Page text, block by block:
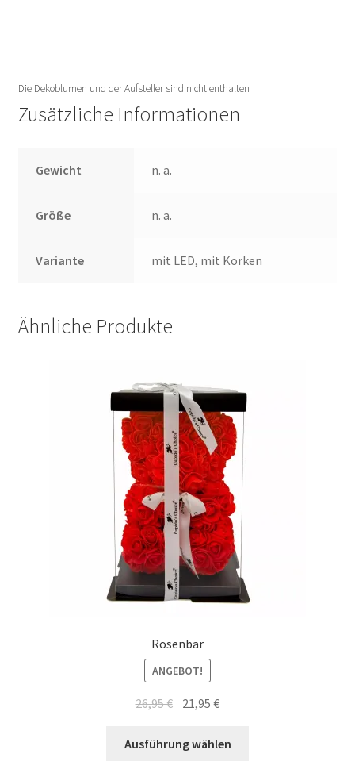
Die Dekoblumen und der Aufsteller sind nicht enthalten
Zusätzliche Informationen
Gewicht n. a.
Größe n. a.
Variante mit LED, mit Korken
Ähnliche Produkte
Rosenbär
ANGEBOT!
26,95€ Ursprünglicher
war:
21,95€Aktueller
ist:
Ausführung wählen